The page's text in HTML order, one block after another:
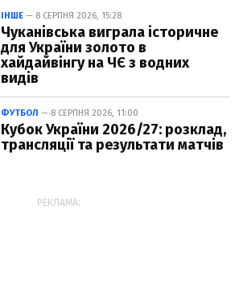
ІНШЕ — 8 СЕРПНЯ 2026, 15:28
Чуканівська виграла історичне
для України золото в
хайдайвінгу на ЧЄ з водних
видів
ФУТБОЛ — 8 СЕРПНЯ 2026, 11:00
Кубок України 2026/27: розклад,
трансляції та результати матчів
РЕКЛАМА: